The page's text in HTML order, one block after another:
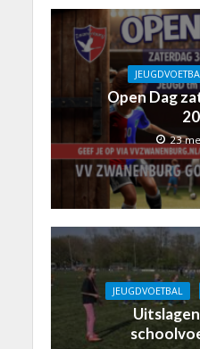
Open Dag
23
JEUGDVOETBAL